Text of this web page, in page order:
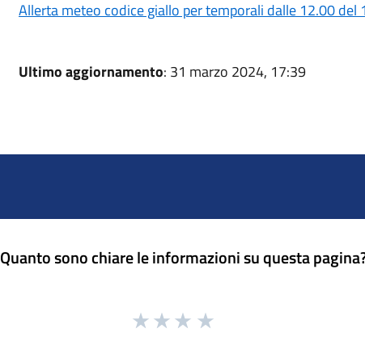
Allerta meteo codice giallo per temporali dalle 12.00
Ultimo aggiornamento: 31 marzo 2024, 17:39
Quanto sono chiare le informazioni su questa